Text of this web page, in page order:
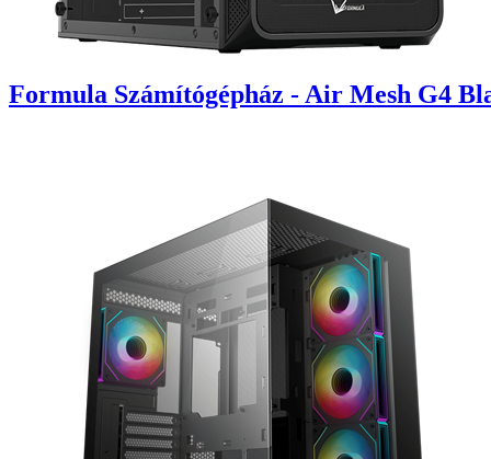
Formula Számítógépház - Air Mesh G4